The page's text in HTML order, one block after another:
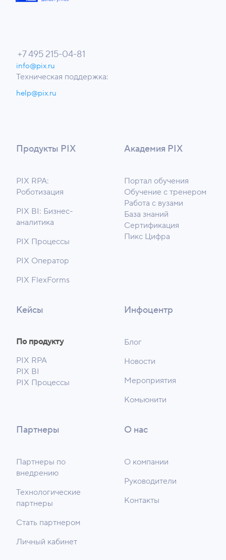
Продукты PIX
PIX RPA:
Роботизация
PIX BI: Бизнес-
аналитика
PIX Процессы
PIX Оператор
PIX FlexForms
Академия PIX
Портал обучения
Обучение с тренером
Работа с вузами
База знаний
Сертификация
Пикс Цифра
Кейсы
По продукту
PIX RPA
PIX BI
PIX Процессы
Инфоцентр
Блог
Новости
Мероприятия
Комьюнити
Партнеры
Партнеры по
внедрению
Технологические
партнеры
Стать партнером
Личный кабинет
О нас
О компании
Руководители
Контакты
+7 495 215-04-81
info@pix.ru
Техническая поддержка:
help@pix.ru